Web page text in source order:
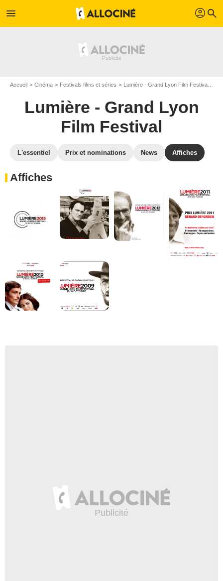
menu profil search
Accueil Cinéma Festivals films et séries Lumière - Grand Lyon Film Festival
Lumière - Grand Lyon
Film Festival
L'essentiel Prix et nominations News Affiches
Affiches